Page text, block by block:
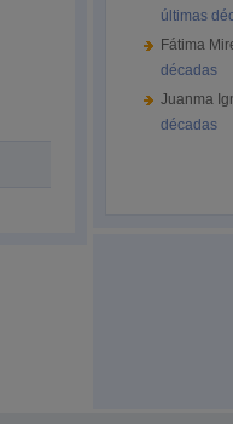
últimas
Fátima
décadas
Juanma
décadas